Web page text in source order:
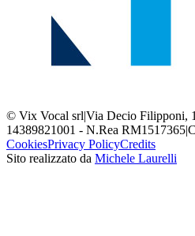
© Vix Vocal srl|Via Decio Filipponi,
14389821001 - N.Rea RM1517365|
CookiesPrivacy PolicyCredits
Sito realizzato da Michele Laurelli